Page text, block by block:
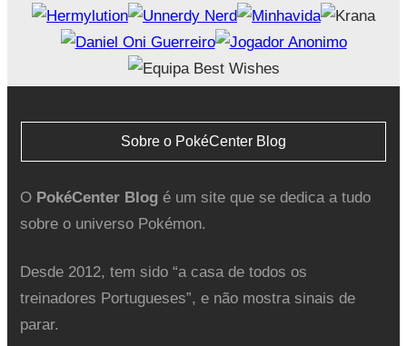
Sobre o PokéCenter Blog
O PokéCenter Blogé um site que se dedica a tudo
sobre o universo Pokémon.
Desde 2012, tem sido “a casa de todos os
treinadores Portugueses”, e não mostra sinais de
parar.